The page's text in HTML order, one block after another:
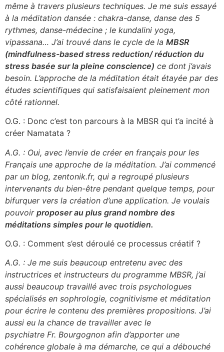
même à travers plusieurs techniques. Je me suis essayé
à la méditation dansée : chakra-danse, danse des 5
rythmes, danse-médecine ; le kundalini yoga,
vipassana… J’ai trouvé dans le cycle de la MBSR
(mindfulness-based stress reduction/ réduction du
stress basée sur la pleine conscience) ce dont j’avais
besoin. L’approche de la méditation était étayée par des
études scientifiques qui satisfaisaient pleinement mon
côté rationnel.
O.G. : Donc c’est ton parcours à la MBSR qui t’a incité à
créer Namatata ?
A.G. : Oui, avec l’envie de créer en français pour les
Français une approche de la méditation. J’ai commencé
par un blog, zentonik.fr, qui a regroupé plusieurs
intervenants du bien-être pendant quelque temps, pour
bifurquer vers la création d’une application. Je voulais
pouvoir proposer au plus grand nombre des
méditations simples pour le quotidien.
O.G. : Comment s’est déroulé ce processus créatif ?
A.G. : Je me suis beaucoup entretenu avec des
instructrices et instructeurs du programme MBSR, j’ai
aussi beaucoup travaillé avec trois psychologues
spécialisés en sophrologie, cognitivisme et méditation
pour écrire le contenu des premières propositions. J’ai
aussi eu la chance de travailler avec le
psychiatre Fr. Bourgognon afin d’apporter une
cohérence globale à ma démarche, ce qui a débouché